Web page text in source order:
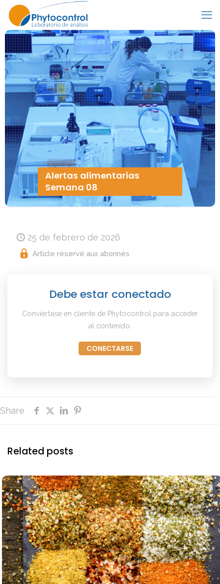
Alertas alimentarias
Semana 08
25 de febrero de 2026
Article réservé aux abonnés
Debe estar conectado
Conviértase en cliente de Phytocontrol para acceder
al contenido.
CONECTARSE
Share
Related posts